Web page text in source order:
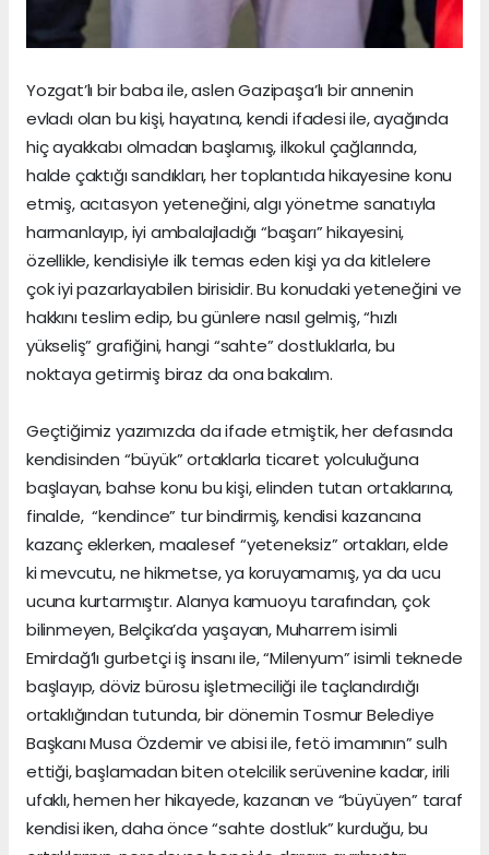
Yozgat’lı bir baba ile, aslen Gazipaşa’lı bir annenin
evladı olan bu kişi, hayatına, kendi ifadesi ile, ayağında
hiç ayakkabı olmadan başlamış, ilkokul çağlarında,
halde çaktığı sandıkları, her toplantıda hikayesine konu
etmiş, acıtasyon yeteneğini, algı yönetme sanatıyla
harmanlayıp, iyi ambalajladığı “başarı” hikayesini,
özellikle, kendisiyle ilk temas eden kişi ya da kitlelere
çok iyi pazarlayabilen birisidir. Bu konudaki yeteneğini ve
hakkını teslim edip, bu günlere nasıl gelmiş, “hızlı
yükseliş” grafiğini, hangi “sahte” dostluklarla, bu
noktaya getirmiş biraz da ona bakalım.
Geçtiğimiz yazımızda da ifade etmiştik, her defasında
kendisinden “büyük” ortaklarla ticaret yolculuğuna
başlayan, bahse konu bu kişi, elinden tutan ortaklarına,
finalde, “kendince” tur bindirmiş, kendisi kazancına
kazanç eklerken, maalesef “yeteneksiz” ortakları, elde
ki mevcutu, ne hikmetse, ya koruyamamış, ya da ucu
ucuna kurtarmıştır. Alanya kamuoyu tarafından, çok
bilinmeyen, Belçika’da yaşayan, Muharrem isimli
Emirdağ’lı gurbetçi iş insanı ile, “Milenyum” isimli teknede
başlayıp, döviz bürosu işletmeciliği ile taçlandırdığı
ortaklığından tutunda, bir dönemin Tosmur Belediye
Başkanı Musa Özdemir ve abisi ile, fetö imamının” sulh
ettiği, başlamadan biten otelcilik serüvenine kadar, irili
ufaklı, hemen her hikayede, kazanan ve “büyüyen” taraf
kendisi iken, daha önce “sahte dostluk” kurduğu, bu